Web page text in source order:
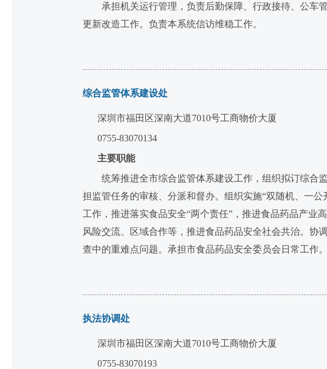
承担机关运行管理，负责后勤保障、行政接待、公车管
更新改造工作。负责本系统信访维稳工作。
综合监管体系建设处
深圳市福田区深南大道7010号工商物价大厦
0755-83070134
主要职能
统筹推进全市综合监管体系建设工作，组织拟订综合监
担监管任务的审核、分派和督办。组织实施“双随机、一
工作，推进落实食品安全“两个责任”，推进食品药品产业
风险交流、区域合作等，推进食品药品安全社会共治。协
查中的重难点问题。承担市食品药品安全委员会日常工作。
执法协调处
深圳市福田区深南大道7010号工商物价大厦
0755-83070193